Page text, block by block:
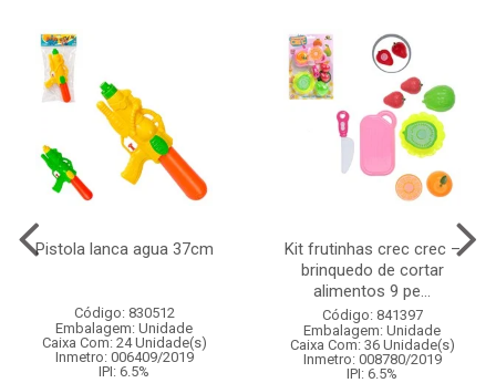
Pistola lanca agua 37cm
Código: 830512
Embalagem: Unidade
Caixa Com: 24 Unidade(s)
Inmetro: 006409/2019
IPI: 6.5%
Kit frutinhas crec crec –
brinquedo de cortar
alimentos 9 pe...
Código: 841397
Embalagem: Unidade
Caixa Com: 36 Unidade(s)
Inmetro: 008780/2019
IPI: 6.5%